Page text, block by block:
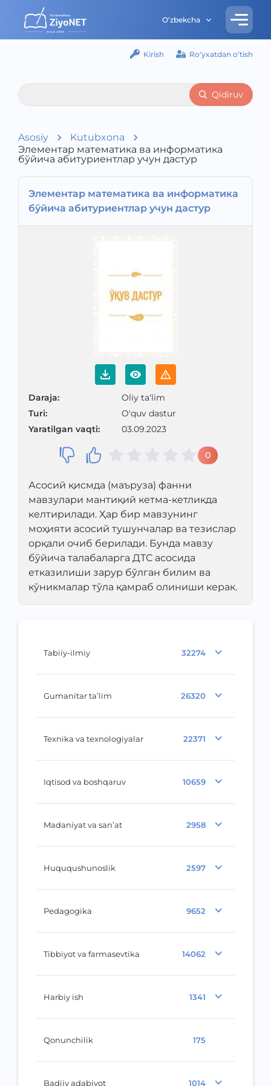
O‘zbekcha
Kirish Ro‘yxatdan o‘tish
Qidiruv
Asosiy
Kutubxona
Элементар математика ва информатика
бўйича абитуриентлар учун дастур
Tabiiy-ilmiy 32274
Gumanitar ta’lim 26320
Texnika va texnologiyalar 22371
Iqtisod va boshqaruv 10659
Madaniyat va san’at 2958
Huququshunoslik 2597
Pedagogika 9652
Tibbiyot va farmasevtika 14062
Harbiy ish 1341
Qonunchilik 175
Badiiy adabiyot 1014
Элементар математика ва информатика
бўйича абитуриентлар учун дастур
Daraja:
Oliy ta‘lim
Turi:
O'quv dastur
Yaratilgan vaqti: 03.09.2023
0
Асосий қисмда (маъруза) фанни
мавзулари мантиқий кетма-кетликда
келтирилади. Ҳар бир мавзунинг
моҳияти асосий тушунчалар ва тезислар
орқали очиб берилади. Бунда мавзу
бўйича талабаларга ДТС асосида
етказилиши зарур бўлган билим ва
кўникмалар тўла қамраб олиниши керак.